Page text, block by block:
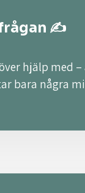
✍️
hjälp med
bara några